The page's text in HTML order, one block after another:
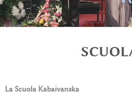
La Scuola Kabaivanska